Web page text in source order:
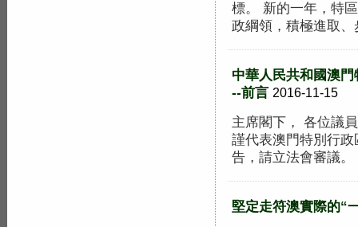
標。 新的一年，特
政綱領，積極進取
中華人民共和國澳
--前言 2016-11-15
主席閣下， 各位議
謹代表澳門特別行
告，請立法會審議
堅定走符澳實際的“